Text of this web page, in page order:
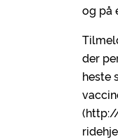
og på
der
heste